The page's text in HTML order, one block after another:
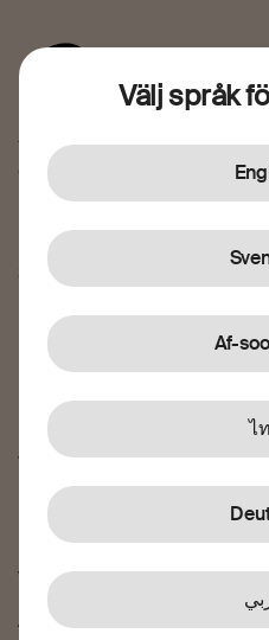
Välj språk
Af-
ไ
Ta hand om de du bryr dig om
gränser.
Hjälp
Så fungerar det
Kundsupport
Uppmärksamma och
Om oss
Vår historia
Karriär
Nyheter och blogg
Villkor
Allmänna villkor